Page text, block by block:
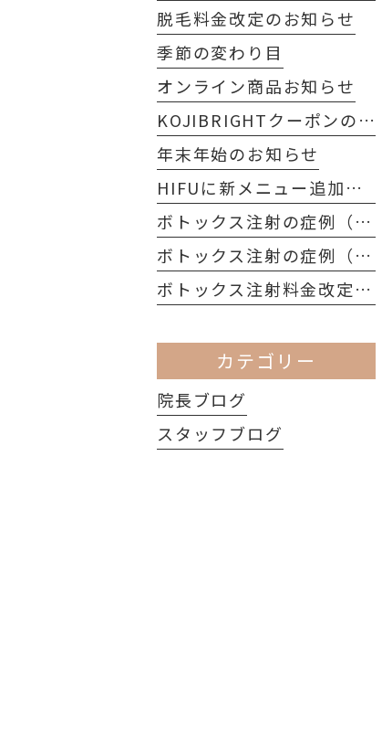
脱毛料金改定のお知らせ
季節の変わり目
オンライン商品お知らせ
KOJIBRIGHTクーポンのご案内
年末年始のお知らせ
HIFUに新メニュー追加です
ボトックス注射の症例（額のシワ編）
ボトックス注射の症例（眉間のシワ編）
ボトックス注射料金改定のお知らせ
カテゴリー
院長ブログ
スタッフブログ